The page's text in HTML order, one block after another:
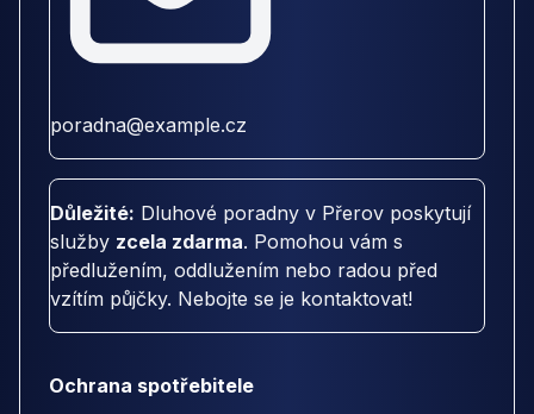
poradna@example.cz
Důležité: Dluhové poradny v Přerov poskytují
služby zcela zdarma. Pomohou vám s
předlužením, oddlužením nebo radou před
vzítím půjčky. Nebojte se je kontaktovat!
Ochrana spotřebitele